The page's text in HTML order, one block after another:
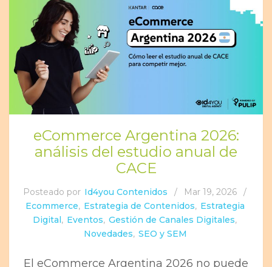
eCommerce Argentina 2026:
análisis del estudio anual de
CACE
Posteado por Id4you Contenidos / Mar 19, 2026
/
Ecommerce, Estrategia de Contenidos, Estrategia
Digital , Eventos, Gestión de Canales Digitales,
Novedades, SEO y SEM
El eCommerce Argentina 2026 no puede